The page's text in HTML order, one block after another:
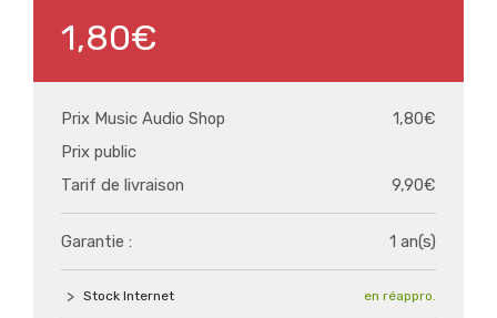
1,80€
Prix Music Audio Shop
1,80€
Prix public
Tarif de livraison
9,90€
Garantie : 1 an(s)
Stock Internet en réappro.